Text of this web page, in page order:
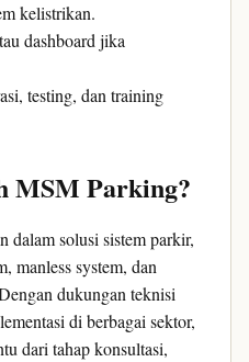
kelistrikan.
dashboard jika
testing, dan training
MSM Parking?
dalam solusi sistem parkir,
manless system, dan
dukungan teknisi
di berbagai sektor,
dari tahap konsultasi,